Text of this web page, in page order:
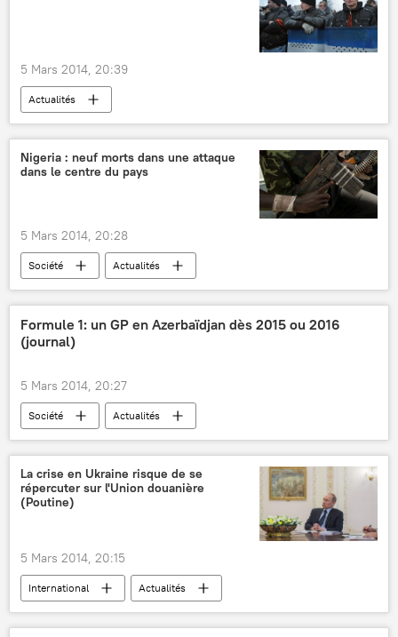
5 Mars 2014, 20:39
Actualités
Nigeria : neuf morts dans une attaque
dans le centre du pays
5 Mars 2014, 20:28
Société Actualités
Formule 1: un GP en Azerbaïdjan dès 2015 ou 2016
(journal)
5 Mars 2014, 20:27
Société Actualités
La crise en Ukraine risque de se
répercuter sur l'Union douanière
(Poutine)
5 Mars 2014, 20:15
International
Actualités
Règlement de la situation en Ukraine (2014)